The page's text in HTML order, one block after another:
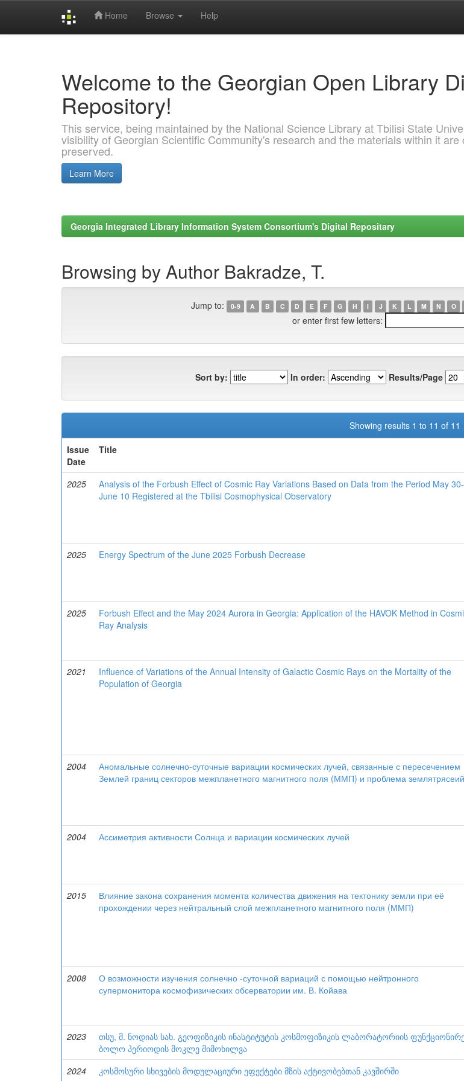
Home Browse Help
Welcome to the Georgian Open Library
Repository!
This service, being maintained by the National Science Library at Tbilisi State
visibility of Georgian Scientific Community's research and the materials within it are
preserved.
Learn More
Georgia Integrated Library Information System Consortium's Digital Repositary
Browsing by Author Bakradze, T.
Jump to: 0-9 A B C D E F G H I J K L M N O
or enter first few letters:
Sort by: In order: Results/Page
Showing results 1 to 11 of 11
Issue
Date
Title
2025
Analysis of the Forbush Effect of Cosmic Ray Variations Based on Data from the Period May 30-
June 10 Registered at the Tbilisi Cosmophysical Observatory
2025
Energy Spectrum of the June 2025 Forbush Decrease
2025
Forbush Effect and the May 2024 Aurora in Georgia: Application of the HAVOK Method in
Ray Analysis
2021
Influence of Variations of the Annual Intensity of Galactic Cosmic Rays on the Mortality of the
Population of Georgia
2004
Аномальные солнечно-суточные вариации космических лучей, связанные с пересечением
Землей границ секторов межпланетного магнитного поля (ММП) и проблема землятрясеий
2004
Ассиметрия активности Солнца и вариации космических лучей
2015
Влияние закона сохранения момента количества движения на тектонику земли при её
прохождении через нейтральный слой межпланетного магнитного поля (ММП)
2008
О возможности изучения солнечно -суточной вариаций с помощью нейтронного
супермонитора космофизических обсерватории им. В. Койава
2023
თსუ, მ. ნოდიას სახ. გეოფიზიკის ინასტიტუტის კოსმოფიზიკის ლაბორატორიის
ბოლო პერიოდის მოკლე მიმოხილვა
2024
კოსმოსური სხივების მოდულაციური ეფექტები მზის აქტივობებთან კავშირში